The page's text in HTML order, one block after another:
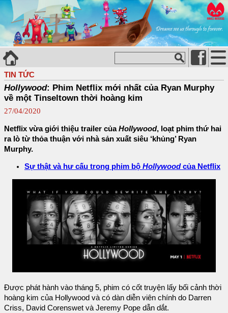
TIN TỨC
Hollywood: Phim Netflix mới nhất của Ryan Murphy
về một Tinseltown thời hoàng kim
27/04/2020
Netflix vừa giới thiệu trailer củaHollywood, loạt phim thứ hai
ra lò từ thỏa thuận với nhà sản xuất siêu ‘khủng’ Ryan
Murphy.
Sự thật và hư cấu trong phim bộ Hollywoodcủa Netflix
Được phát hành vào tháng 5, phim có cốt truyện lấy bối cảnh thời
hoàng kim của Hollywood và có dàn diễn viên chính do Darren
Criss, David Corenswet và Jeremy Pope dẫn dắt.